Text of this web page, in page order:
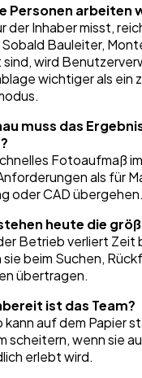
Personen arbeiten
der Inhaber misst,
Bauleiter,
wird
wichtiger als ein
muss das
Fotoaufmaß
als für
oder CAD übergehen.
heute die
Betrieb verliert Zeit
sie beim Suchen,
übertragen.
ist das Team?
kann auf dem Papier
scheitern, wenn sie
erlebt wird.